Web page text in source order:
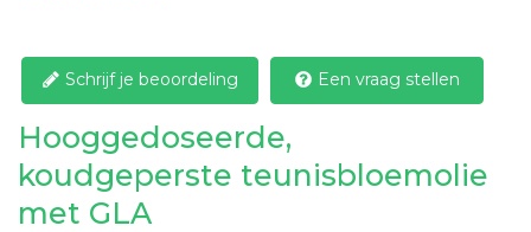
Schrijf je beoordeling Een vraag stellen
Hooggedoseerde,
koudgeperste teunisbloemolie
met GLA